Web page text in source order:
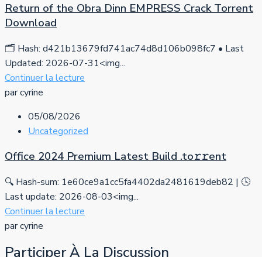
Return of the Obra Dinn EMPRESS Crack Torrent
Download
🗂 Hash: d421b13679fd741ac74d8d106b098fc7 • Last
Updated: 2026-07-31<img...
Continuer la lecture
par cyrine
05/08/2026
Uncategorized
Office 2024 Premium Latest Build .tо𝚛𝚛еnt
🔍 Hash-sum: 1e60ce9a1cc5fa4402da2481619deb82 | 🕓
Last update: 2026-08-03<img...
Continuer la lecture
par cyrine
Participer À La Discussion